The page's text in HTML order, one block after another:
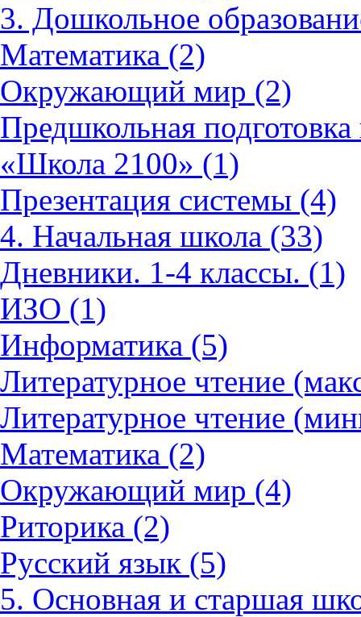
3. Дошкольное
Математика (2)
Окружающий мир (2)
Предшкольная
«Школа 2100» (1)
Презентация системы (4)
4. Начальная школа (33)
Дневники. 1-4 классы. (1)
ИЗО (1)
Информатика (5)
Литературное чтение
Литературное чтение
Математика (2)
Окружающий мир (4)
Риторика (2)
Русский язык (5)
5. Основная и старшая